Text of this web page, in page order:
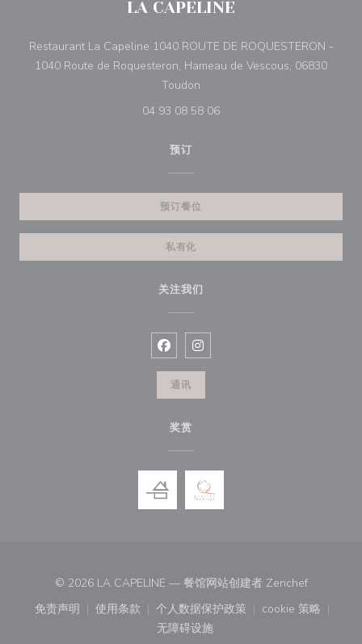
LA CAPELINE
Restaurant La Capeline 1040 ROUTE DE ROQUESTERON -
1040 Route de Roquesteron, Hameau de Vescous, 06830
Toudon
04 93 08 58 06
预订
预订餐位
私有化
关注我们
Facebook ((在新窗口中打开))
Instagram ((在新窗口中打开))
通讯
奖赏
© 2026 LA CAPELINE — 餐馆网站创建者 Zenchef((在新窗口
免责声明
((在新窗口中打开))
使用条款
((在新窗口中打开))
个人数据保护政策
((在新窗口中打开))
cookie 策略
((在新窗口
无障碍设施
((在新窗口中打开))